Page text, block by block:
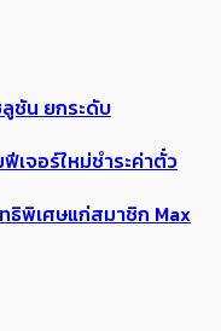
ชัน ยกระดับ
เจอร์ใหม่ชำระค่าตั๋ว
ธิพิเศษแก่สมาชิก Max